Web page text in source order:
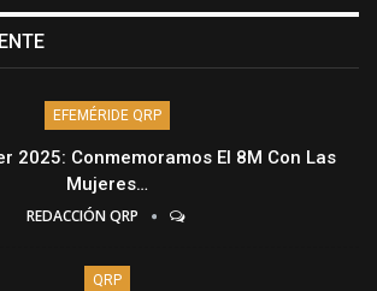
EFEMÉRIDE QRP
2025: Conmemoramos El 8M Con Las
Mujeres…
REDACCIÓN QRP
QRP